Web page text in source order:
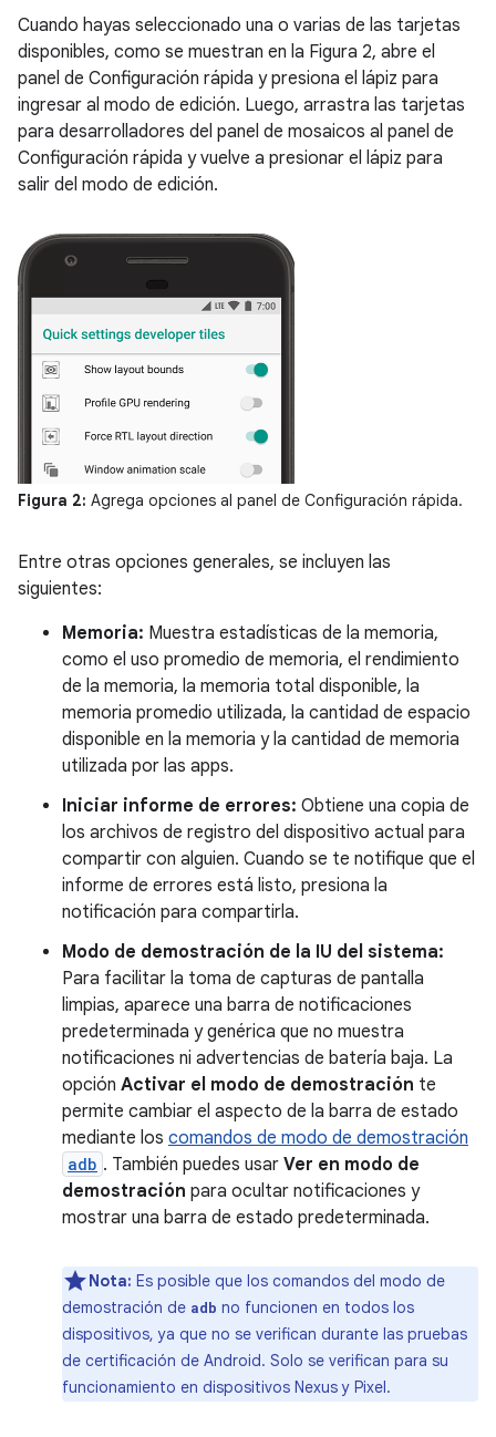
Cuando hayas seleccionado una o varias de las tarjetas
disponibles, como se muestran en la Figura 2, abre el
panel de Configuración rápida y presiona el lápiz para
ingresar al modo de edición. Luego, arrastra las tarjetas
para desarrolladores del panel de mosaicos al panel de
Configuración rápida y vuelve a presionar el lápiz para
salir del modo de edición.
Figura 2: Agrega opciones al panel de Configuración rápida.
Entre otras opciones generales, se incluyen las
siguientes:
Memoria: Muestra estadísticas de la memoria,
como el uso promedio de memoria, el rendimiento
de la memoria, la memoria total disponible, la
memoria promedio utilizada, la cantidad de espacio
disponible en la memoria y la cantidad de memoria
utilizada por las apps.
Iniciar informe de errores: Obtiene una copia de
los archivos de registro del dispositivo actual para
compartir con alguien. Cuando se te notifique que el
informe de errores está listo, presiona la
notificación para compartirla.
Modo de demostración de la IU del sistema:
Para facilitar la toma de capturas de pantalla
limpias, aparece una barra de notificaciones
predeterminada y genérica que no muestra
notificaciones ni advertencias de batería baja. La
opción Activar el modo de demostración te
permite cambiar el aspecto de la barra de estado
mediante los comandos de modo de demostración
adb . También puedes usar Ver en modo de
demostración para ocultar notificaciones y
mostrar una barra de estado predeterminada.
Nota: Es posible que los comandos del modo de
demostración de adb no funcionen en todos los
dispositivos, ya que no se verifican durante las pruebas
de certificación de Android. Solo se verifican para su
funcionamiento en dispositivos Nexus y Pixel.